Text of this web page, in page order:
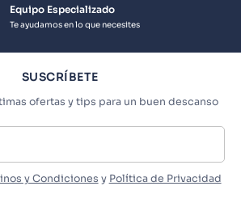
Equipo Especializado
Te ayudamos en lo que necesites
SUSCRÍBETE
ofertas y tips para un buen descanso
y Condiciones y Política de Privacidad